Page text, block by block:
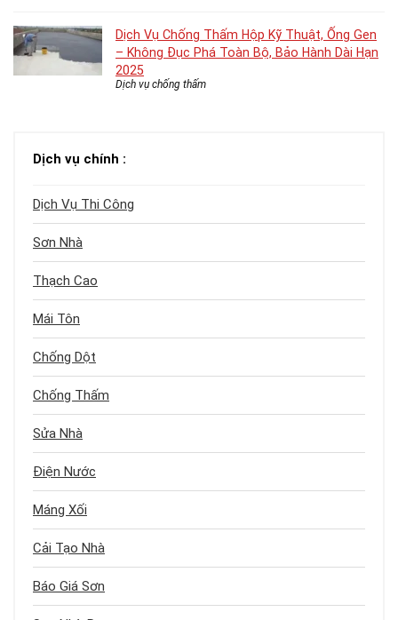
Dịch Vụ Chống Thấm Hộp Kỹ Thuật, Ống Gen
– Không Đục Phá Toàn Bộ, Bảo Hành Dài Hạn
2025
Dịch vụ chống thấm
Dịch vụ chính :
Dịch Vụ Thi Công
Sơn Nhà
Thạch Cao
Mái Tôn
Chống Dột
Chống Thấm
Sửa Nhà
Điện Nước
Máng Xối
Cải Tạo Nhà
Báo Giá Sơn